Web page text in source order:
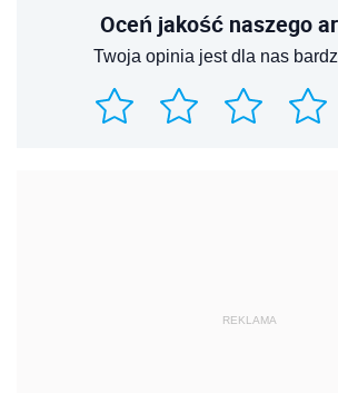
Oceń jakość naszego
Twoja opinia jest dla nas
REKLAMA